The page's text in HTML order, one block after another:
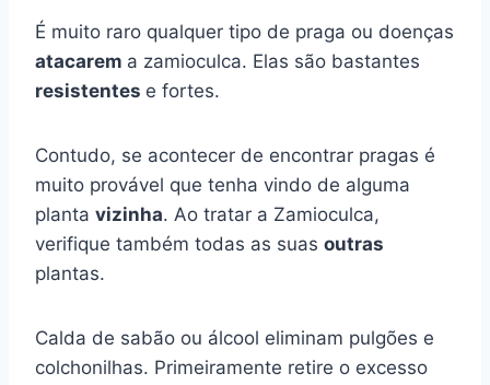
É muito raro qualquer tipo de praga ou doenças
atacarem a zamioculca. Elas são bastantes
resistentes e fortes.
Contudo, se acontecer de encontrar pragas é
muito provável que tenha vindo de alguma
planta vizinha. Ao tratar a Zamioculca,
verifique também todas as suas outras
plantas.
Calda de sabão ou álcool eliminam pulgões e
colchonilhas. Primeiramente retire o excesso